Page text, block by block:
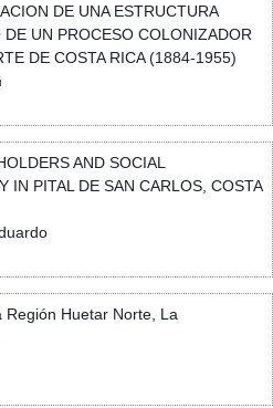
DE UNA ESTRUCTURA
UN PROCESO COLONIZADOR
DE COSTA RICA (1884-1955)
AND SOCIAL
IN PITAL DE SAN CARLOS, COSTA
Región Huetar Norte, La